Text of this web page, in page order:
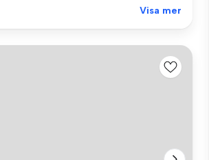
Visa mer